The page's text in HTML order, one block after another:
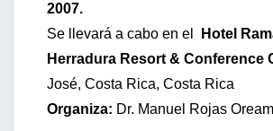
2007.
Se llevará a cabo en el
Hotel
Herradura Resort & Conference
José, Costa Rica, Costa Rica
Organiza: Dr. Manuel Rojas